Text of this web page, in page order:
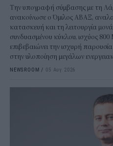
Την υπογραφή σύμβασης με τη
ανακοίνωσε ο Όμιλος ΑΒΑΞ,
κατασκευή και τη λειτουργία
συνδυασμένου κύκλου, ισχύος
επιβεβαιώνει την ισχυρή
στην υλοποίηση μεγάλων
NEWSROOM / 05 Αυγ 2026